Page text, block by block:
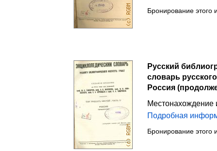
Бронирование этого
Русский
словарь
Россия
Местонахождение
Подробная
Бронирование этого